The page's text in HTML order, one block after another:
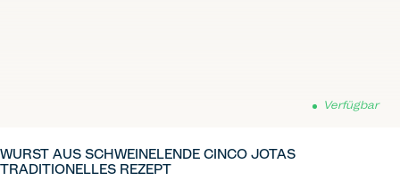
Verfügbar
WURST AUS SCHWEINELENDE CINCO JOTAS
TRADITIONELLES REZEPT